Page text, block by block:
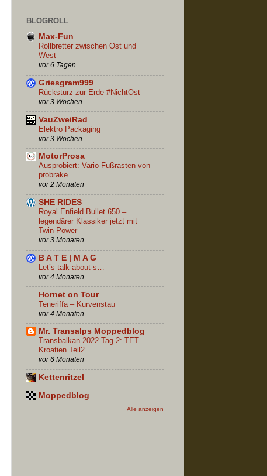
BLOGROLL
Max-Fun
Rollbretter zwischen Ost und
West
vor 6 Tagen
Griesgram999
Rücksturz zur Erde #NichtOst
vor 3 Wochen
VauZweiRad
Elektro Packaging
vor 3 Wochen
MotorProsa
Ausprobiert: Vario-Fußrasten von
probrake
vor 2 Monaten
SHE RIDES
Royal Enfield Bullet 650 –
legendärer Klassiker jetzt mit
Twin-Power
vor 3 Monaten
B A T E | M A G
Let’s talk about s…
vor 4 Monaten
Hornet on Tour
Teneriffa – Kurvenstau
vor 4 Monaten
Mr. Transalps Moppedblog
Transbalkan 2022 Tag 2: TET
Kroatien Teil2
vor 6 Monaten
Kettenritzel
Moppedblog
Alle anzeigen